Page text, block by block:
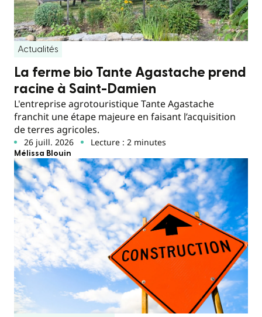
Actualités
La ferme bio Tante Agastache prend
racine à Saint-Damien
L'entreprise agrotouristique Tante Agastache
franchit une étape majeure en faisant l’acquisition
de terres agricoles.
26 juill. 2026 Lecture : 2 minutes
Mélissa Blouin